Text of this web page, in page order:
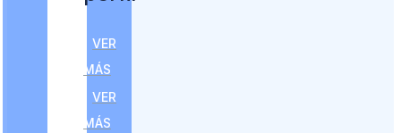
VER
MÁS
VER
MÁS